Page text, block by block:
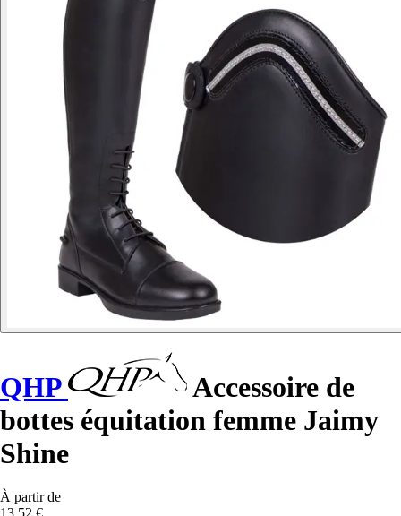
QHP
Accessoire de
bottes équitation femme Jaimy
Shine
À partir de